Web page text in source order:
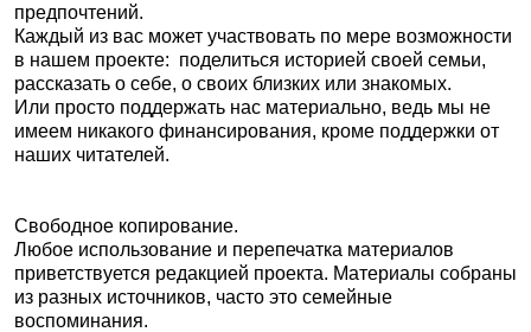
предпочтений.
Каждый из вас может участвовать по мере возможности
в нашем проекте: поделиться историей своей семьи,
рассказать о себе, о своих близких или знакомых.
Или просто поддержать нас материально, ведь мы не
имеем никакого финансирования, кроме поддержки от
наших читателей.
Свободное копирование.
Любое использование и перепечатка материалов
приветствуется редакцией проекта. Материалы собраны
из разных источников, часто это семейные
воспоминания.